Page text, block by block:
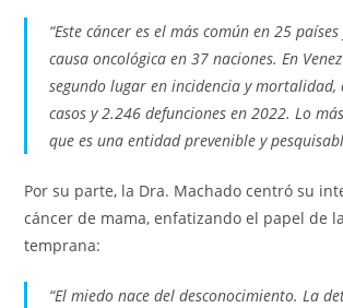
“Este cáncer es el más común en 25
causa oncológica en 37 naciones. En
segundo lugar en incidencia y mortalidad,
casos y 2.246 defunciones en 2022. Lo
que es una entidad prevenible y
Por su parte, la Dra. Machado centró su
cáncer de mama, enfatizando el papel de
temprana:
“El miedo nace del desconocimiento. La